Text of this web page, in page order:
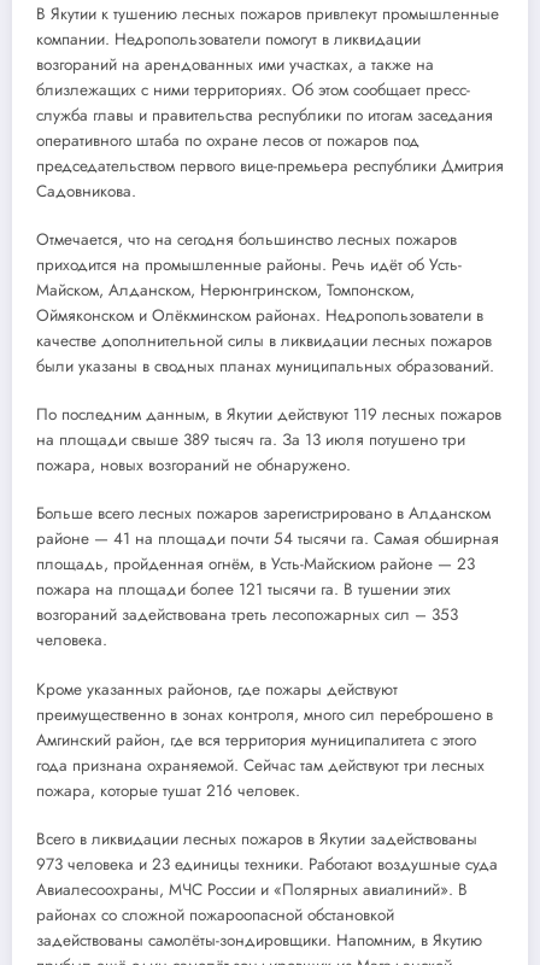
В Якутии к тушению лесных пожаров привлекут промышленные
компании. Недропользователи помогут в ликвидации
возгораний на арендованных ими участках, а также на
близлежащих с ними территориях. Об этом сообщает пресс-
служба главы и правительства республики по итогам заседания
оперативного штаба по охране лесов от пожаров под
председательством первого вице-премьера республики Дмитрия
Садовникова.
Отмечается, что на сегодня большинство лесных пожаров
приходится на промышленные районы. Речь идёт об Усть-
Майском, Алданском, Нерюнгринском, Томпонском,
Оймяконском и Олёкминском районах. Недропользователи в
качестве дополнительной силы в ликвидации лесных пожаров
были указаны в сводных планах муниципальных образований.
По последним данным, в Якутии действуют 119 лесных пожаров
на площади свыше 389 тысяч га. За 13 июля потушено три
пожара, новых возгораний не обнаружено.
Больше всего лесных пожаров зарегистрировано в Алданском
районе — 41 на площади почти 54 тысячи га. Самая обширная
площадь, пройденная огнём, в Усть-Майскиом районе — 23
пожара на площади более 121 тысячи га. В тушении этих
возгораний задействована треть лесопожарных сил – 353
человека.
Кроме указанных районов, где пожары действуют
преимущественно в зонах контроля, много сил переброшено в
Амгинский район, где вся территория муниципалитета с этого
года признана охраняемой. Сейчас там действуют три лесных
пожара, которые тушат 216 человек.
Всего в ликвидации лесных пожаров в Якутии задействованы
973 человека и 23 единицы техники. Работают воздушные суда
Авиалесоохраны, МЧС России и «Полярных авиалиний». В
районах со сложной пожароопасной обстановкой
задействованы самолёты-зондировщики. Напомним, в Якутию